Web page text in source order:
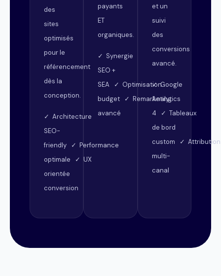
des
sites
optimisés
pour le
référencement
dès la
conception.
✓ Architecture
SEO-
friendly ✓ Performance
optimale ✓ UX
orientée
conversion
payants
ET
organiques.
✓ Synergie
SEO +
SEA ✓ Optimisation
budget ✓ Remarketing
avancé
et un
suivi
des
conversions
avancé.
✓ Google
Analytics
4 ✓ Tableaux
de bord
custom ✓ Attribution
multi-
canal